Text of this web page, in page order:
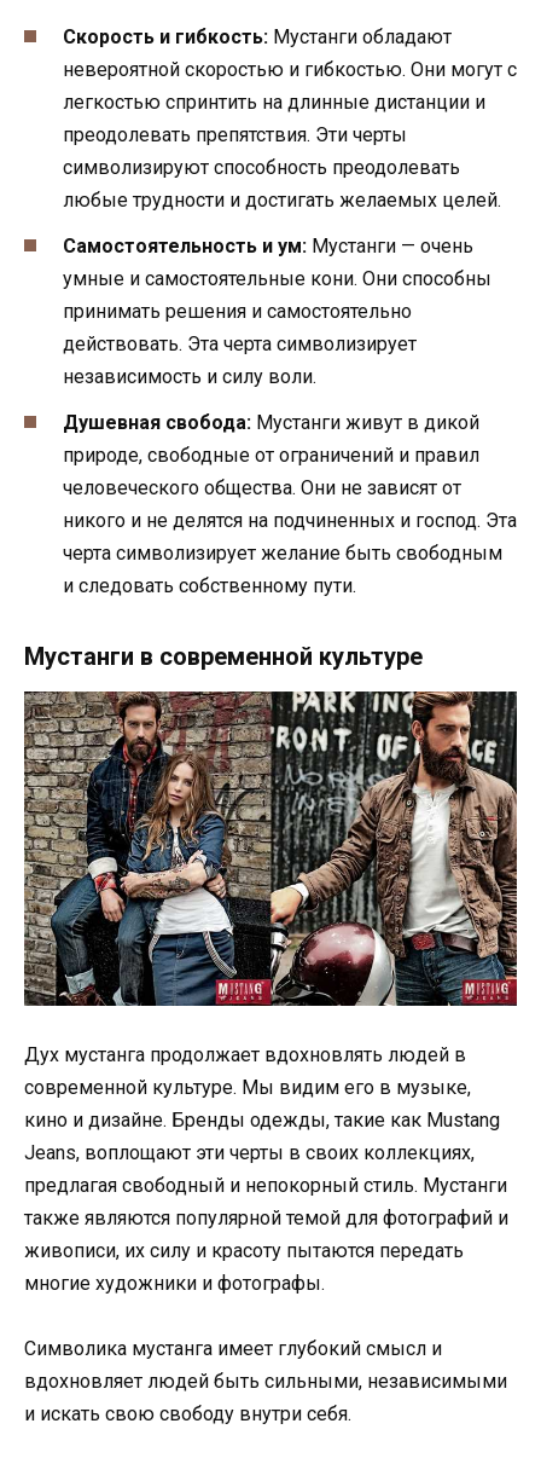
Скорость и гибкость: Мустанги обладают
невероятной скоростью и гибкостью. Они могут с
легкостью спринтить на длинные дистанции и
преодолевать препятствия. Эти черты
символизируют способность преодолевать
любые трудности и достигать желаемых целей.
Самостоятельность и ум: Мустанги — очень
умные и самостоятельные кони. Они способны
принимать решения и самостоятельно
действовать. Эта черта символизирует
независимость и силу воли.
Душевная свобода: Мустанги живут в дикой
природе, свободные от ограничений и правил
человеческого общества. Они не зависят от
никого и не делятся на подчиненных и господ. Эта
черта символизирует желание быть свободным
и следовать собственному пути.
Мустанги в современной культуре
Дух мустанга продолжает вдохновлять людей в
современной культуре. Мы видим его в музыке,
кино и дизайне. Бренды одежды, такие как Mustang
Jeans, воплощают эти черты в своих коллекциях,
предлагая свободный и непокорный стиль. Мустанги
также являются популярной темой для фотографий и
живописи, их силу и красоту пытаются передать
многие художники и фотографы.
Символика мустанга имеет глубокий смысл и
вдохновляет людей быть сильными, независимыми
и искать свою свободу внутри себя.